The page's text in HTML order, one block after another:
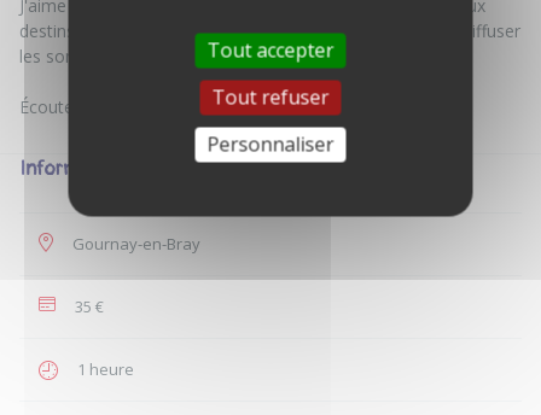
J'aime prendre du son, interviewer des gens incroyables aux
destins exceptionnels. A la radio, je suis en direct pour rediffuser
les sons que j'ai enregistré.
Informations
Gournay-en-Bray
35 €
1 heure
Tout accepter
Tout refuser
Personnaliser